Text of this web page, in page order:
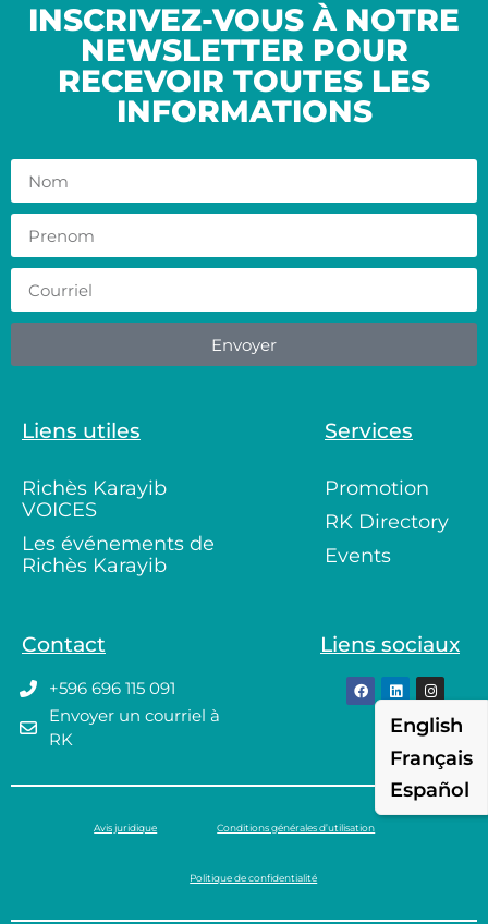
INSCRIVEZ-VOUS À NOTRE
NEWSLETTER POUR
RECEVOIR TOUTES LES
INFORMATIONS
Envoyer
Liens utiles
Richès Karayib
VOICES
Les événements de
Richès Karayib
Services
Promotion
RK Directory
Events
Contact
+596 696 115 091
Envoyer un courriel à
RK
Liens sociaux
Avis juridique Conditions générales d’utilisation
Politique de confidentialité
English
Français
Español